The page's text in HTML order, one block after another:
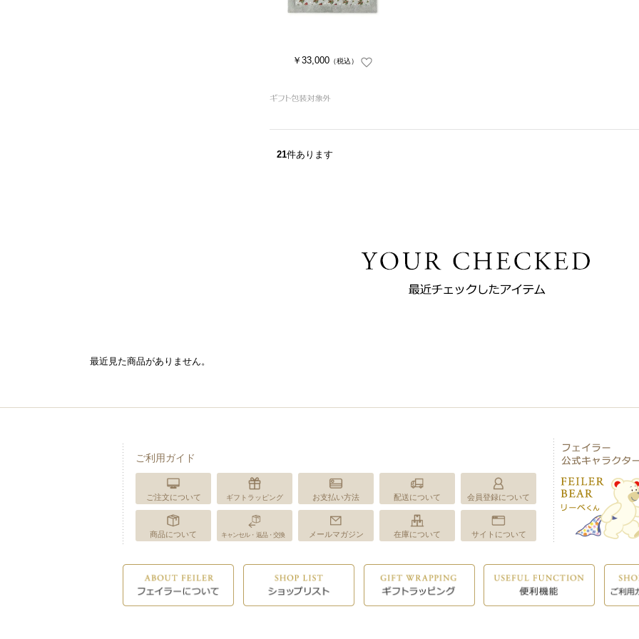
￥33,000 （税込）
21件あります
最近見た商品がありません。
ご利用ガイド
ご注文について ギフトラッピング お支払い方法 配送について 会員登録について
商品について キャンセル・返品・交換 メールマガジン 在庫について サイトについて